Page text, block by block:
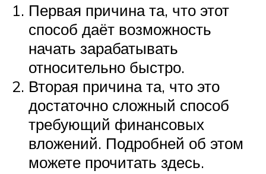
Первая причина та, что этот
способ даёт возможность
начать зарабатывать
относительно быстро.
Вторая причина та, что это
достаточно сложный способ
требующий финансовых
вложений. Подробней об этом
можете прочитать здесь.